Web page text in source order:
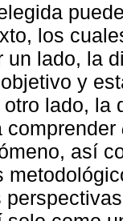
los
un lado, la
y
lado, la
comprender
así